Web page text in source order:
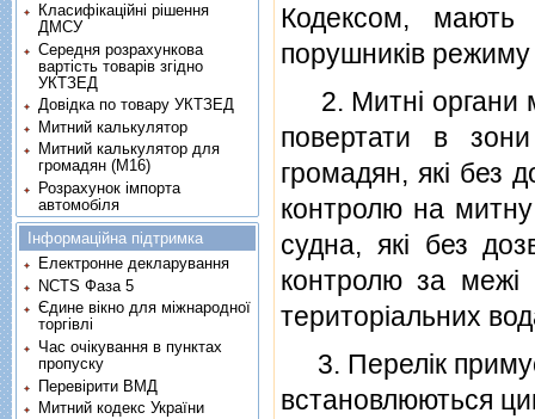
Кодексом, мають
порушникiв режиму
2. Митнi органи
повертати в
громадян, якi без
контролю на
судна, якi без
контролю за межi
територiальних
3. Перелiк
встановлюються
Класифікаційні рішення
ДМСУ
Середня розрахункова
вартість товарів згідно
УКТЗЕД
Довідка по товару УКТЗЕД
Митний калькулятор
Митний калькулятор для
громадян (М16)
Розрахунок імпорта
автомобіля
Інформаційна підтримка
Електронне декларування
NCTS Фаза 5
Єдине вікно для міжнародної
торгівлі
Час очікування в пунктах
пропуску
Перевірити ВМД
Митний кодекс України